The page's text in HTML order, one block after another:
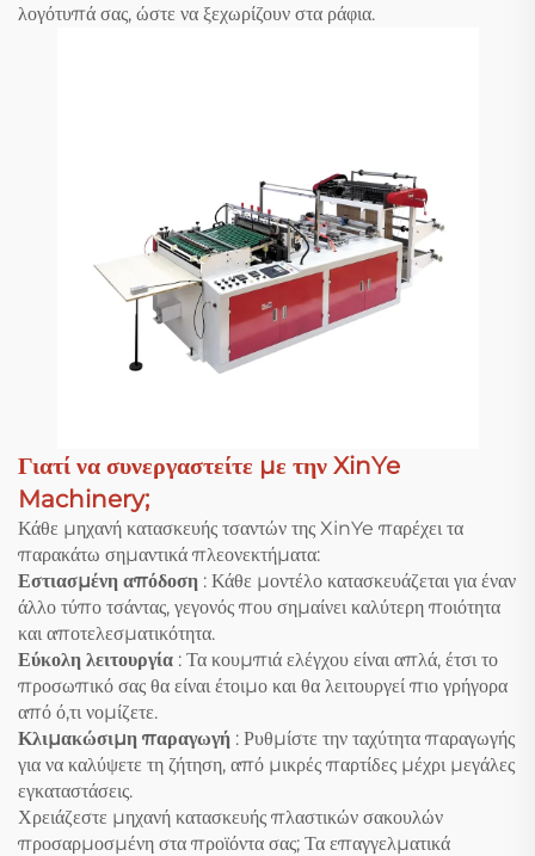
λογότυπά σας, ώστε να ξεχωρίζουν στα ράφια.
Γιατί να συνεργαστείτε με την XinYe
Machinery;
Κάθε μηχανή κατασκευής τσαντών της XinYe παρέχει τα
παρακάτω σημαντικά πλεονεκτήματα:
Εστιασμένη απόδοση : Κάθε μοντέλο κατασκευάζεται για έναν
άλλο τύπο τσάντας, γεγονός που σημαίνει καλύτερη ποιότητα
και αποτελεσματικότητα.
Εύκολη λειτουργία : Τα κουμπιά ελέγχου είναι απλά, έτσι το
προσωπικό σας θα είναι έτοιμο και θα λειτουργεί πιο γρήγορα
από ό,τι νομίζετε.
Κλιμακώσιμη παραγωγή : Ρυθμίστε την ταχύτητα παραγωγής
για να καλύψετε τη ζήτηση, από μικρές παρτίδες μέχρι μεγάλες
εγκαταστάσεις.
Χρειάζεστε μηχανή κατασκευής πλαστικών σακουλών
προσαρμοσμένη στα προϊόντα σας; Τα επαγγελματικά